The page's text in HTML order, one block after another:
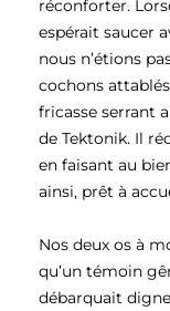
réconforter.
espérait saucer
nous n’étions
cochons
fricasse serrant
de Tektonik. Il
en faisant au
ainsi, prêt à
Nos deux os à
qu’un témoin
débarquait